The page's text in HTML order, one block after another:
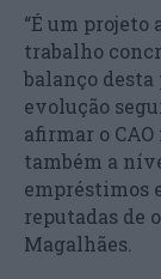
“É um
trabalho
balanço
evolução
afirmar o
também a
empréstimos
reputadas de
Magalhães.